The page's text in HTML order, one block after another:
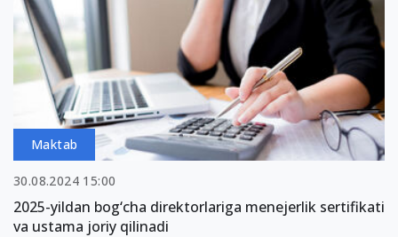
Maktab
30.08.2024 15:00
2025-yildan bog‘cha direktorlariga menejerlik sertifikati
va ustama joriy qilinadi